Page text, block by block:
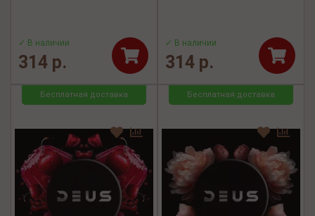
✓ В наличии
314 р.
✓ В наличии
314 р.
Бесплатная доставка Бесплатная доставка